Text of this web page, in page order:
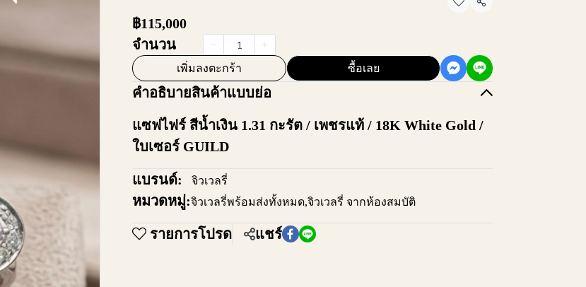
แชร์
฿115,000
จำนวน
เพิ่มลงตะกร้า ซื้อเลย
คำอธิบายสินค้าแบบย่อ
แซฟไฟร์ สีน้ำเงิน 1.31 กะรัต / เพชรแท้ / 18K White Gold /
ใบเซอร์ GUILD
แบรนด์: จิวเวลรี่
หมวดหมู่:จิวเวลรี่พร้อมส่งทั้งหมด,จิวเวลรี่ จากห้องสมบัติ
รายการโปรด แชร์